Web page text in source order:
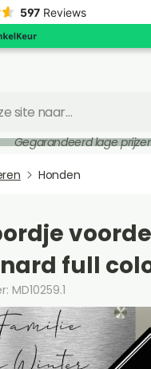
597 Reviews
Gegarandeerd lage
Honden
full